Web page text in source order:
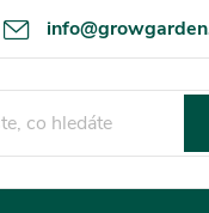
Zásady ochrany